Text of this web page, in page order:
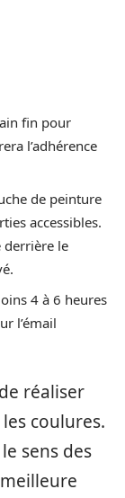
fin pour
l’adhérence
de peinture
accessibles.
derrière le
4 à 6 heures
l’émail
réaliser
coulures.
sens des